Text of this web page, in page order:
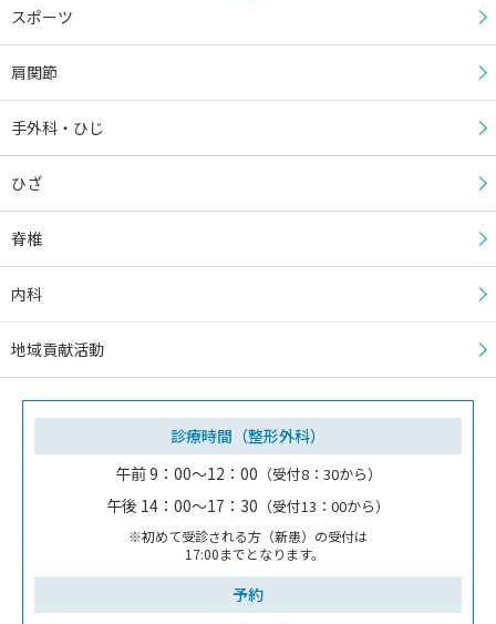
スポーツ
肩関節
手外科・ひじ
ひざ
脊椎
内科
地域貢献活動
診療時間（整形外科）
午前 9：00～12：00 （受付8：30から）
午後 14：00～17：30 （受付13：00から）
※初めて受診される方（新患）の受付は
17:00までとなります。
予約